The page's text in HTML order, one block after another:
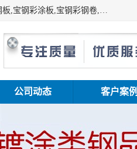
上海志辰实业有限公司主要经销:上海宝钢彩钢卷（宝钢总厂）台湾氟碳彩钢板,烨辉彩钢板,宝钢彩钢板,宝钢彩涂板,宝钢彩钢卷,马钢彩钢板,马钢彩钢卷,镀铝锌钢板,PVDF彩钢板,台湾烨辉彩钢板,高耐候彩钢板,硅改性彩钢板,规格齐全。
公司动态 客户案例